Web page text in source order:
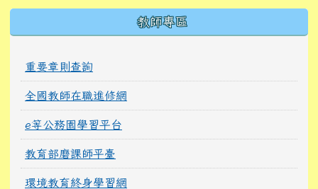
教師專區
重要章則查詢
全國教師在職進修網
e等公務園學習平台
教育部磨課師平臺
環境教育終身學習網